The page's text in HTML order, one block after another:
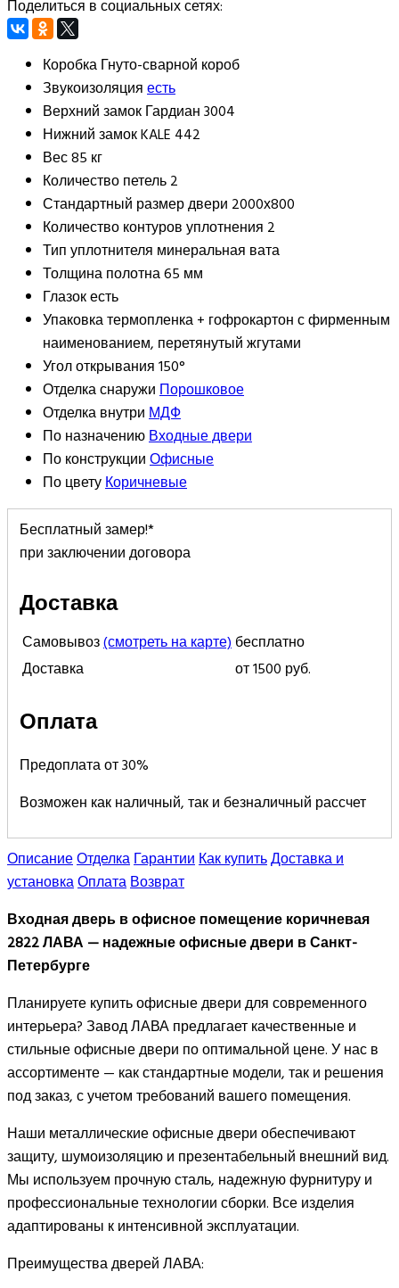
Поделиться в социальных сетях:
КоробкаГнуто-сварной короб
Звукоизоляцияесть
Верхний замокГардиан 3004
Нижний замокKALE 442
Вес85 кг
Количество петель2
Стандартный размер двери 2000х800
Количество контуров уплотнения 2
Тип уплотнителя минеральная вата
Толщина полотна65 мм
Глазокесть
Упаковкатермопленка + гофрокартон с фирменным
наименованием, перетянутый жгутами
Угол открывания150°
Отделка снаружиПорошковое
Отделка внутриМДФ
По назначениюВходные двери
По конструкцииОфисные
По цветуКоричневые
Бесплатный замер!*
при заключении договора
Доставка
Самовывоз(смотреть на карте)бесплатно
Доставка
от 1500 руб.
Оплата
Предоплата от 30%
Возможен как наличный, так и безналичный рассчет
ОписаниеОтделкаГарантииКак купитьДоставка и
установкаОплатаВозврат
Входная дверь в офисное помещение коричневая
2822 ЛАВА — надежные офисные двери в Санкт-
Петербурге
Планируете купить офисные двери для современного
интерьера? Завод ЛАВА предлагает качественные и
стильные офисные двери по оптимальной цене. У нас в
ассортименте — как стандартные модели, так и решения
под заказ, с учетом требований вашего помещения.
Наши металлические офисные двери обеспечивают
защиту, шумоизоляцию и презентабельный внешний вид.
Мы используем прочную сталь, надежную фурнитуру и
профессиональные технологии сборки. Все изделия
адаптированы к интенсивной эксплуатации.
Преимущества дверей ЛАВА: